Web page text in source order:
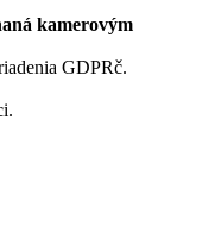
kamerovým
GDPRč.